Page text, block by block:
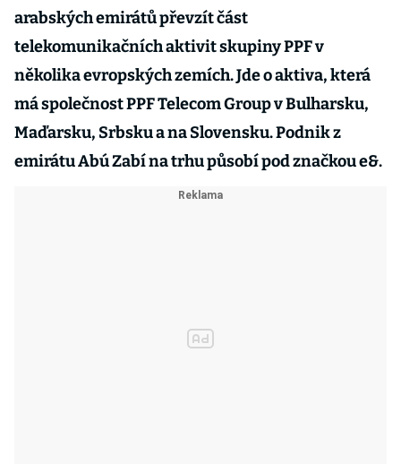
arabských emirátů převzít část
telekomunikačních aktivit skupiny PPF v
několika evropských zemích. Jde o aktiva, která
má společnost PPF Telecom Group v Bulharsku,
Maďarsku, Srbsku a na Slovensku. Podnik z
emirátu Abú Zabí na trhu působí pod značkou e&.